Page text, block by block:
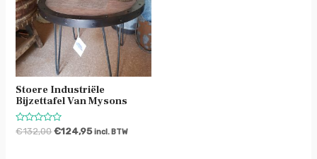
Stoere Industriële
Bijzettafel Van Mysons
Waardering
€132,00 €124,95 incl. BTW